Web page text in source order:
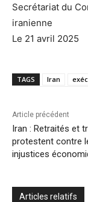
Secrétariat du
iranienne
Le 21 avril 2025
TAGS Iran
Article précédent
Iran : Retraités et
protestent contre
injustices
Articles relatifs